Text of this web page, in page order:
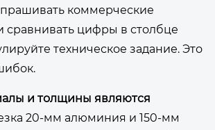
коммерческие
сравнивать цифры в столбце
техническое задание. Это
и толщины являются
20-мм алюминия и 150-мм